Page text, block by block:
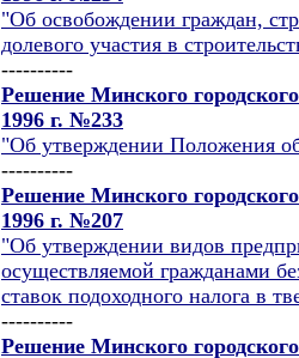
"Об освобождении граждан,
долевого участия в
----------
Решение Минского
1996 г. №233
"Об утверждении Положения
----------
Решение Минского
1996 г. №207
"Об утверждении видов
осуществляемой гражданами
ставок подоходного налога в
----------
Решение Минского